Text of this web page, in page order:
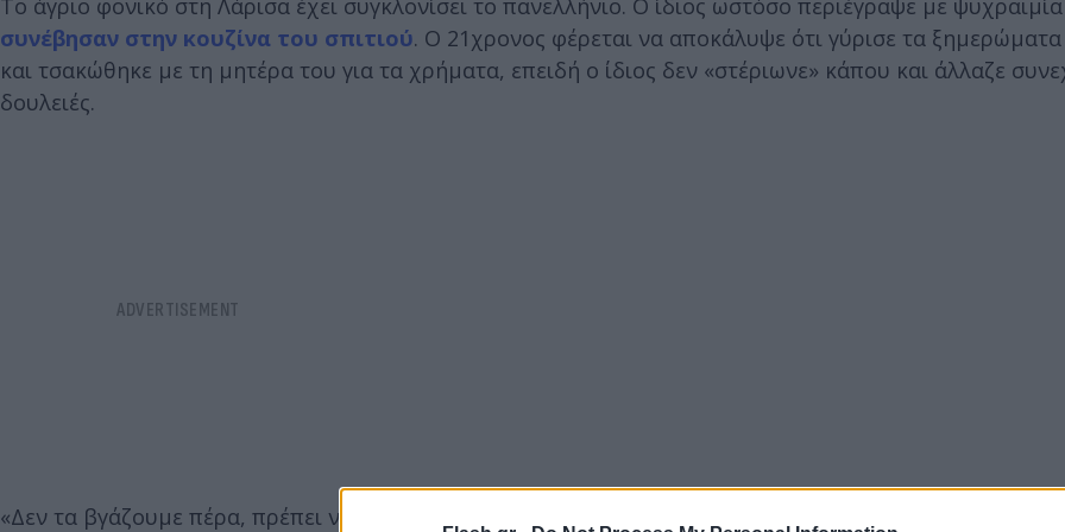
Το άγριο φονικό στη Λάρισα έχει συγκλονίσει το πανελλήνιο. Ο ίδιος ωστόσο περιέγραψε με ψυχραιμία
συνέβησαν στην κουζίνα του σπιτιού. Ο 21χρονος φέρεται να αποκάλυψε ότι γύρισε τα ξημερώματα
και τσακώθηκε με τη μητέρα του για τα χρήματα, επειδή ο ίδιος δεν «στέριωνε» κάπου και άλλαζε
δουλειές.
«Δεν τα βγάζουμε πέρα, πρέπει να βρεις δουλειά», φέρεται -σύμφωνα με τον καθ' ομολογίαν δράστη- να